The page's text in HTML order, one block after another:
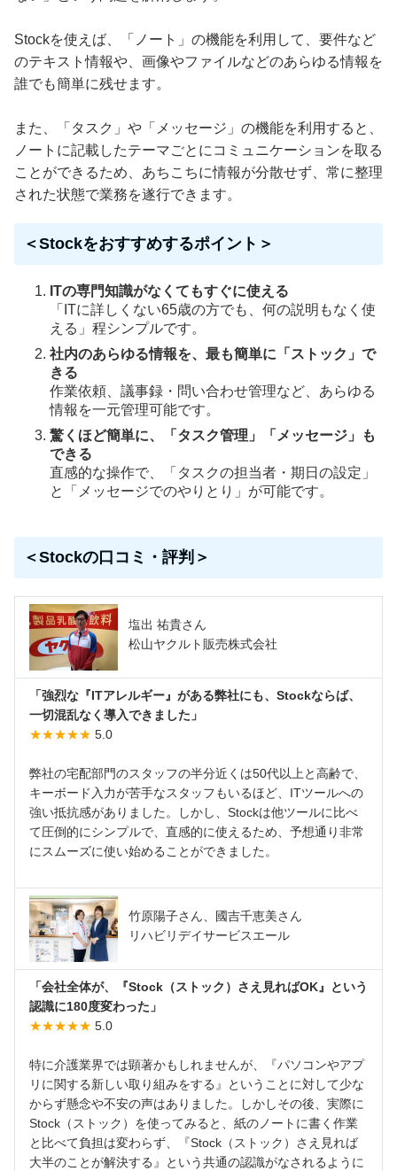
Stockを使えば、「ノート」の機能を利用して、要件など
のテキスト情報や、画像やファイルなどのあらゆる情報を
誰でも簡単に残せます。
また、「タスク」や「メッセージ」の機能を利用すると、
ノートに記載したテーマごとにコミュニケーションを取る
ことができるため、あちこちに情報が分散せず、常に整理
された状態で業務を遂行できます。
＜Stockをおすすめするポイント＞
ITの専門知識がなくてもすぐに使える
「ITに詳しくない65歳の方でも、何の説明もなく使
える」程シンプルです。
社内のあらゆる情報を、最も簡単に「ストック」で
きる
作業依頼、議事録・問い合わせ管理など、あらゆる
情報を一元管理可能です。
驚くほど簡単に、「タスク管理」「メッセージ」も
できる
直感的な操作で、「タスクの担当者・期日の設定」
と「メッセージでのやりとり」が可能です。
＜Stockの口コミ・評判＞
塩出 祐貴さん
松山ヤクルト販売株式会社
「強烈な『ITアレルギー』がある弊社にも、Stockならば、
一切混乱なく導入できました」
★★★★★ 5.0
弊社の宅配部門のスタッフの半分近くは50代以上と高齢で、
キーボード入力が苦手なスタッフもいるほど、ITツールへの
強い抵抗感がありました。しかし、Stockは他ツールに比べ
て圧倒的にシンプルで、直感的に使えるため、予想通り非常
にスムーズに使い始めることができました。
竹原陽子さん、國吉千恵美さん
リハビリデイサービスエール
「会社全体が、『Stock（ストック）さえ見ればOK』という
認識に180度変わった」
★★★★★ 5.0
特に介護業界では顕著かもしれませんが、『パソコンやアプ
リに関する新しい取り組みをする』ということに対して少な
からず懸念や不安の声はありました。しかしその後、実際に
Stock（ストック）を使ってみると、紙のノートに書く作業
と比べて負担は変わらず、『Stock（ストック）さえ見れば
大半のことが解決する』という共通の認識がなされるように